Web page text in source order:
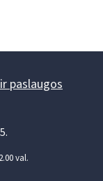
paslaugos
val.